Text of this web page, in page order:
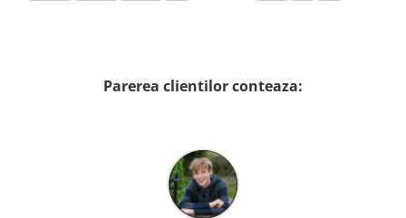
Parerea clientilor conteaza: